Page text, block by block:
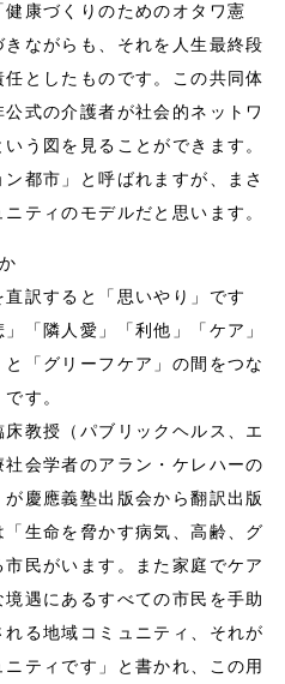
康づくりのためのオタワ憲
ながらも、それを人生最終段
としたものです。この共同体
式の介護者が社会的ネットワ
う図を見ることができます。
都市」と呼ばれますが、まさ
ティのモデルだと思います。
訳すると「思いやり」です
「隣人愛」「利他」「ケア」
「グリーフケア」の間をつな
す。
教授（パブリックヘルス、エ
会学者のアラン・ケレハーの
慶應義塾出版会から翻訳出版
生命を脅かす病気、高齢、グ
民がいます。また家庭でケア
遇にあるすべての市民を手助
る地域コミュニティ、それが
ティです」と書かれ、この用